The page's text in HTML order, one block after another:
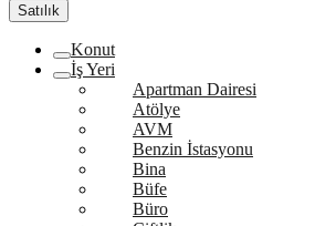
Satılık
Konut
İş Yeri
Apartman Dairesi
Atölye
AVM
Benzin İstasyonu
Bina
Büfe
Büro